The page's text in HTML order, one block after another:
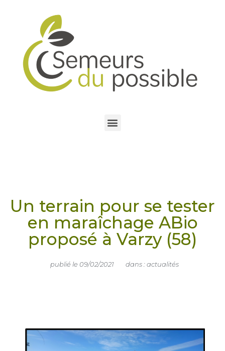
Un terrain pour se tester
en maraîchage ABio
proposé à Varzy (58)
publié le 09/02/2021 dans :actualités